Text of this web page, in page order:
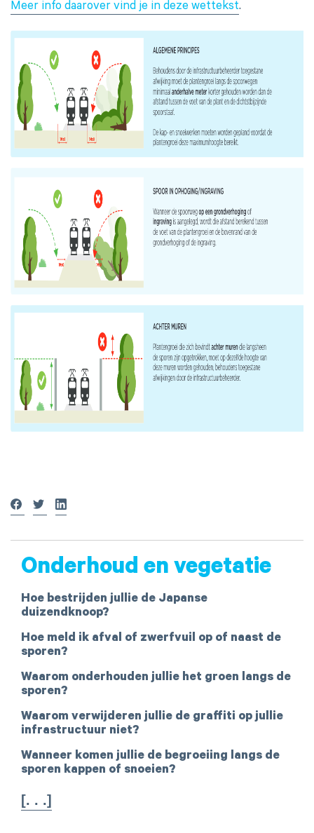
Meer info daarover vind je in deze wettekst.
Onderhoud en vegetatie
Hoe bestrijden jullie de Japanse
duizendknoop?
Hoe meld ik afval of zwerfvuil op of naast de
sporen?
Waarom onderhouden jullie het groen langs de
sporen?
Waarom verwijderen jullie de graffiti op jullie
infrastructuur niet?
Wanneer komen jullie de begroeiing langs de
sporen kappen of snoeien?
[. . .]